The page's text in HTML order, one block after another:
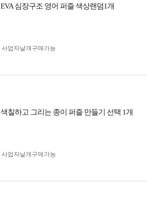
EVA 심장구조 영어 퍼즐 색상랜덤1개
사업자 낱개구매가능
색칠하고 그리는 종이 퍼즐 만들기 선택 1개
사업자 낱개구매가능